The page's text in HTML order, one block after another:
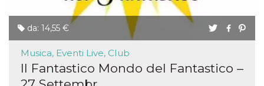
da: 14,55 €
Musica, Eventi Live, Club
Il Fantastico Mondo del Fantastico –